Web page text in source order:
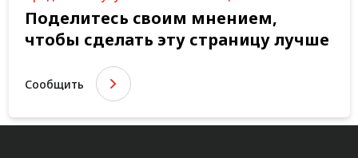
Поделитесь своим мнением,
чтобы сделать эту страницу лучше
Сообщить